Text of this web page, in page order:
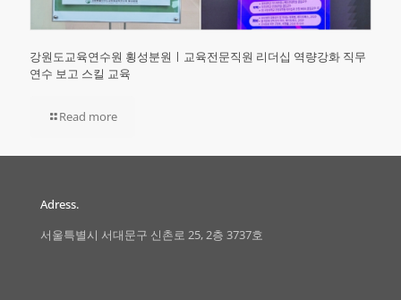
강원도교육연수원 횡성분원ㅣ교육전문직원 리더십 역량강화 직무
연수 보고 스킬 교육
Read more
Adress.
서울특별시 서대문구 신촌로 25, 2층 3737호